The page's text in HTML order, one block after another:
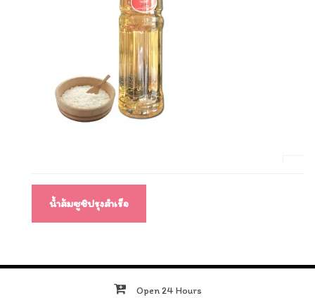
แนะแนว
เรื่องน้ำส้มซูชิปรุงสำเร็จ
Open 24 Hours